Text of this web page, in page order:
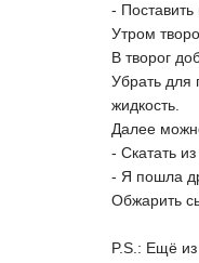
-
Утром
В творог
Убрать для
жидкость.
Далее
- Скатать
- Я пошла
Обжарить
P.S.: Ещё